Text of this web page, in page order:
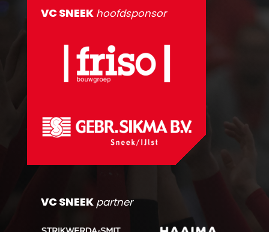
VC SNEEK hoofdsponsor
VC SNEEK partner